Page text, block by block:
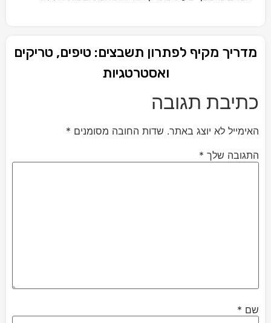
מדריך מקיף לפתרון תשבצים: טיפים, טריקים
ואסטרטגיות
כתיבת תגובה
האימייל לא יוצג באתר. שדות החובה מסומנים *
התגובה שלך *
שם *